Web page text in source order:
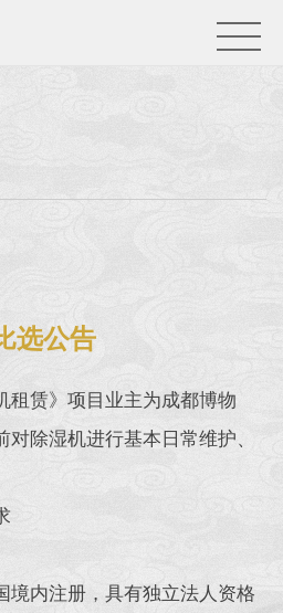
选公告
租赁》项目业主为成都博物
除湿机进行基本日常维护、
内注册，具有独立法人资格